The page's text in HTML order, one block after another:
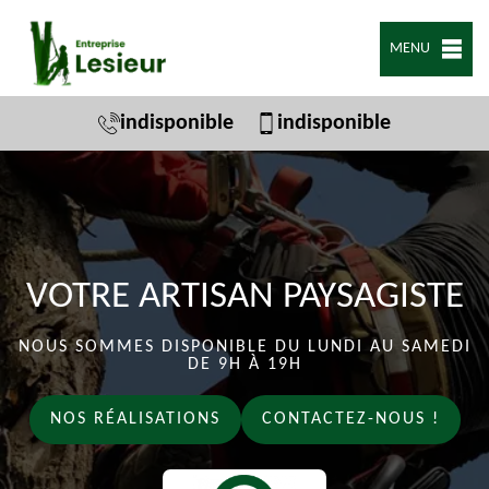
MENU
indisponible indisponible
VOTRE ARTISAN PAYSAGISTE
NOUS SOMMES DISPONIBLE DU LUNDI AU SAMEDI
DE 9H À 19H
NOS RÉALISATIONS CONTACTEZ-NOUS !